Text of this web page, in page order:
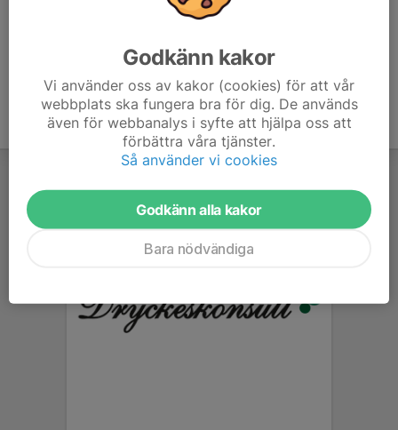
Godkänn kakor
Vi använder oss av kakor (cookies) för att vår
webbplats ska fungera bra för dig. De används
även för webbanalys i syfte att hjälpa oss att
förbättra våra tjänster.
Så använder vi cookies
Godkänn alla kakor
Bara nödvändiga